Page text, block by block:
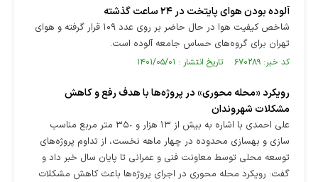
آلوده بودن هوای پایتخت در ۲۴ ساعت گذشته
شاخص کیفیت هوا در حال حاضر بر روی عدد ۱۰۹ قرار گرفته و هوای
تهران برای گروه‌های حساس جامعه آلوده است.
کد خبر: ۶۷۰۲۸۹ تاریخ انتشار : ۱۴۰۱/۰۵/۰۱
رویکرد «محله محوری» در پروژه‌ها با هدف رفع و کاهش
مشکلات شهروندان
علی احمدی با اشاره به بیش از ١٣ هزار و ٣۵٠ متر مربع مناسب
سازی و بهسازی محدوده در چهار ماهه نخست، از تداوم پروژه‌های
توسعه محلی توسط معاونت فنی و عمرانی تا پایان سال خبر داد و
گفت: رویکرد محله محوری در اجرای پروژه‌ها باعث کاهش مشکلات